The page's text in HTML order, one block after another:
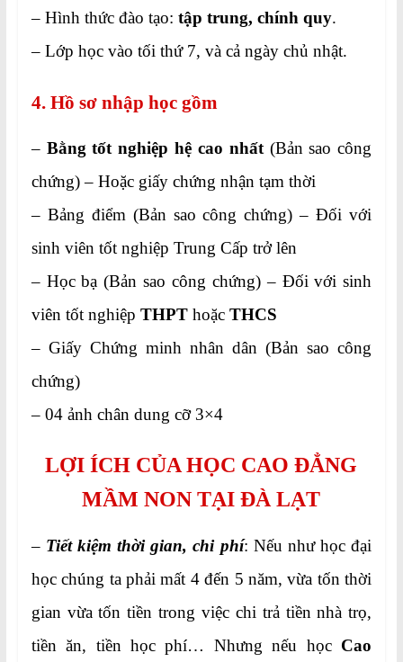
– Hình thức đào tạo: tập trung, chính quy.
– Lớp học vào tối thứ 7, và cả ngày chủ nhật.
4. Hồ sơ nhập học gồm
– Bằng tốt nghiệp hệ cao nhất(Bản sao công
chứng) – Hoặc giấy chứng nhận tạm thời
– Bảng điểm (Bản sao công chứng) – Đối với
sinh viên tốt nghiệp Trung Cấp trở lên
– Học bạ (Bản sao công chứng) – Đối với sinh
viên tốt nghiệp THPThoặc THCS
– Giấy Chứng minh nhân dân (Bản sao công
chứng)
– 04 ảnh chân dung cỡ 3×4
LỢI ÍCH CỦA HỌC CAO ĐẲNG
MẦM NON TẠI ĐÀ LẠT
– Tiết kiệm thời gian, chi phí: Nếu như học đại
học chúng ta phải mất 4 đến 5 năm, vừa tốn thời
gian vừa tốn tiền trong việc chi trả tiền nhà trọ,
tiền ăn, tiền học phí… Nhưng nếu họcCao